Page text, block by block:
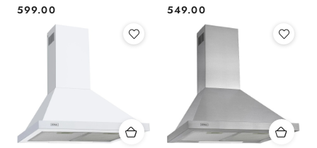
Cena:
599.00 Cena:
549.00